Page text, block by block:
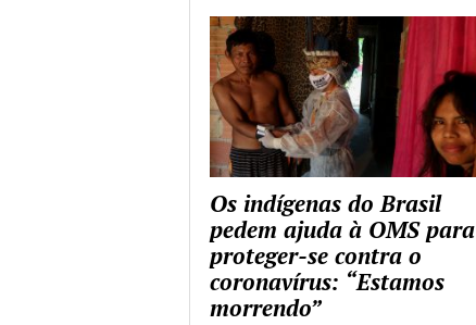
Os indígenas do Brasil
pedem ajuda à OMS para
proteger-se contra o
coronavírus: “Estamos
morrendo”